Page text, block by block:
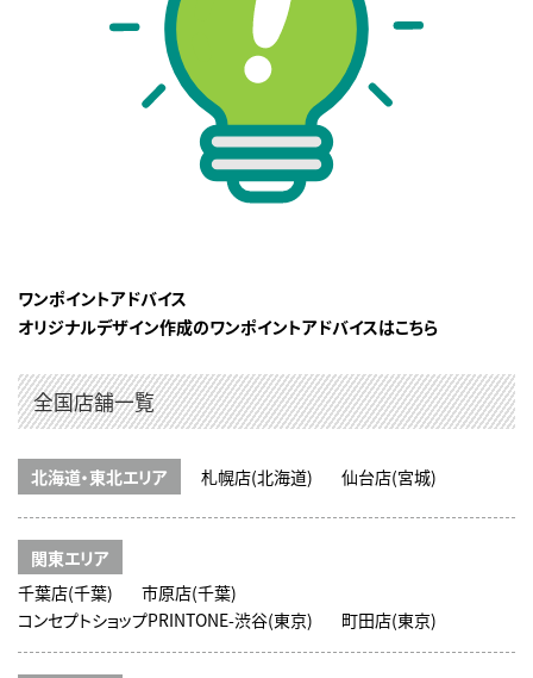
ワンポイントアドバイス
オリジナルデザイン作成のワンポイントアドバイスはこちら
全国店舗一覧
北海道・東北エリア 札幌店(北海道) 仙台店(宮城)
関東エリア
千葉店(千葉)
市原店(千葉)
コンセプトショップPRINTONE-渋谷(東京)
町田店(東京)